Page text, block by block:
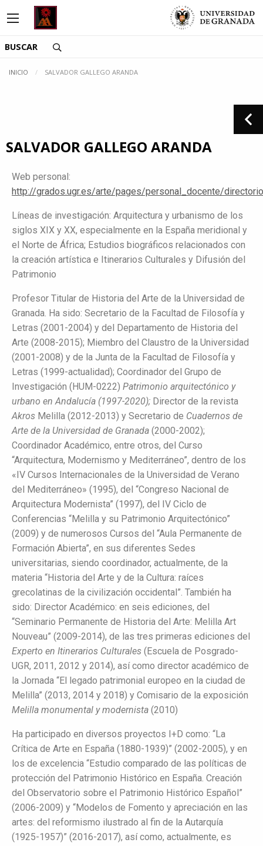
Saltar directamente al contenido
INICIO SALVADOR GALLEGO ARANDA
SALVADOR GALLEGO ARANDA
Web personal:
http://grados.ugr.es/arte/pages/personal_docente/
Líneas de investigación: Arquitectura y urbanismo de los
siglos XIX y XX, especialmente en la España meridional y
el Norte de África; Estudios biográficos relacionados con
la creación artística e Itinerarios Culturales y Difusión del
Patrimonio
Profesor Titular de Historia del Arte de la Universidad de
Granada. Ha sido: Secretario de la Facultad de Filosofía y
Letras (2001-2004) y del Departamento de Historia del
Arte (2008-2015); Miembro del Claustro de la Universidad
(2001-2008) y de la Junta de la Facultad de Filosofía y
Letras (1999-actualidad); Coordinador del Grupo de
Investigación (HUM-0222) Patrimonio arquitectónico y
urbano en Andalucía (1997-2020); Director de la revista
Akros Melilla (2012-2013) y Secretario de Cuadernos de
Arte de la Universidad de Granada (2000-2002);
Coordinador Académico, entre otros, del Curso
“Arquitectura, Modernismo y Mediterráneo”, dentro de los
«IV Cursos Internacionales de la Universidad de Verano
del Mediterráneo» (1995), del “Congreso Nacional de
Arquitectura Modernista” (1997), del IV Ciclo de
Conferencias “Melilla y su Patrimonio Arquitectónico”
(2009) y de numerosos Cursos del “Aula Permanente de
Formación Abierta”, en sus diferentes Sedes
universitarias, siendo coordinador, actualmente, de la
materia “Historia del Arte y de la Cultura: raíces
grecolatinas de la civilización occidental”. También ha
sido: Director Académico: en seis ediciones, del
“Seminario Permanente de Historia del Arte: Melilla Art
Nouveau” (2009-2014), de las tres primeras ediciones del
Experto en Itinerarios Culturales (Escuela de Posgrado-
UGR, 2011, 2012 y 2014), así como director académico de
la Jornada “El legado patrimonial europeo en la ciudad de
Melilla” (2013, 2014 y 2018) y Comisario de la exposición
Melilla monumental y modernista (2010)
Ha participado en diversos proyectos I+D como: “La
Crítica de Arte en España (1880-1939)” (2002-2005), y en
los de excelencia “Estudio comparado de las políticas de
protección del Patrimonio Histórico en España. Creación
del Observatorio sobre el Patrimonio Histórico Español”
(2006-2009) y “Modelos de Fomento y apreciación en las
artes: del reformismo ilustrado al fin de la Autarquía
(1925-1957)” (2016-2017), así como, actualmente, es